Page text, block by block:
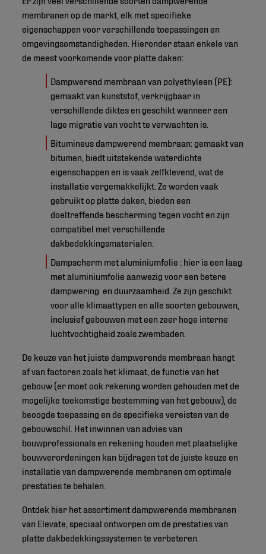
membranen op de markt, elk met specifieke
eigenschappen voor verschillende toepassingen en
omgevingsomstandigheden. Hieronder staan enkele van
de meest voorkomende voor platte daken:
Dampwerend membraan van polyethyleen (PE):
gemaakt van kunststof, verkrijgbaar in
verschillende diktes en geschikt wanneer een
lage migratie van vocht te verwachten is.
Bitumineus dampwerend membraan: gemaakt van
bitumen, biedt uitstekende waterdichte
eigenschappen en is vaak zelfklevend, wat de
installatie vergemakkelijkt. Ze worden vaak
gebruikt op platte daken, bieden een
doeltreffende bescherming tegen vocht en zijn
compatibel met verschillende
dakbedekkingsmaterialen.
Dampscherm met aluminiumfolie : hier is een laag
met aluminiumfolie aanwezig voor een betere
dampwering en duurzaamheid. Ze zijn geschikt
voor alle klimaattypen en alle soorten gebouwen,
inclusief gebouwen met een zeer hoge interne
luchtvochtigheid zoals zwembaden.
De keuze van het juiste dampwerende membraan hangt
af van factoren zoals het klimaat, de functie van het
gebouw (er moet ook rekening worden gehouden met de
mogelijke toekomstige bestemming van het gebouw), de
beoogde toepassing en de specifieke vereisten van de
gebouwschil. Het inwinnen van advies van
bouwprofessionals en rekening houden met plaatselijke
bouwverordeningen kan bijdragen tot de juiste keuze en
installatie van dampwerende membranen om optimale
prestaties te behalen.
Ontdek hier het assortiment dampwerende membranen
van Elevate, speciaal ontworpen om de prestaties van
platte dakbedekkingssystemen te verbeteren.